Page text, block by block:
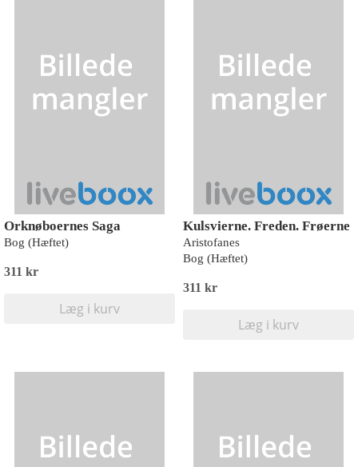
Orknøboernes Saga
Bog (Hæftet)
311 kr
Læg i kurv
Kulsvierne. Freden. Frøerne
Aristofanes
Bog (Hæftet)
311 kr
Læg i kurv